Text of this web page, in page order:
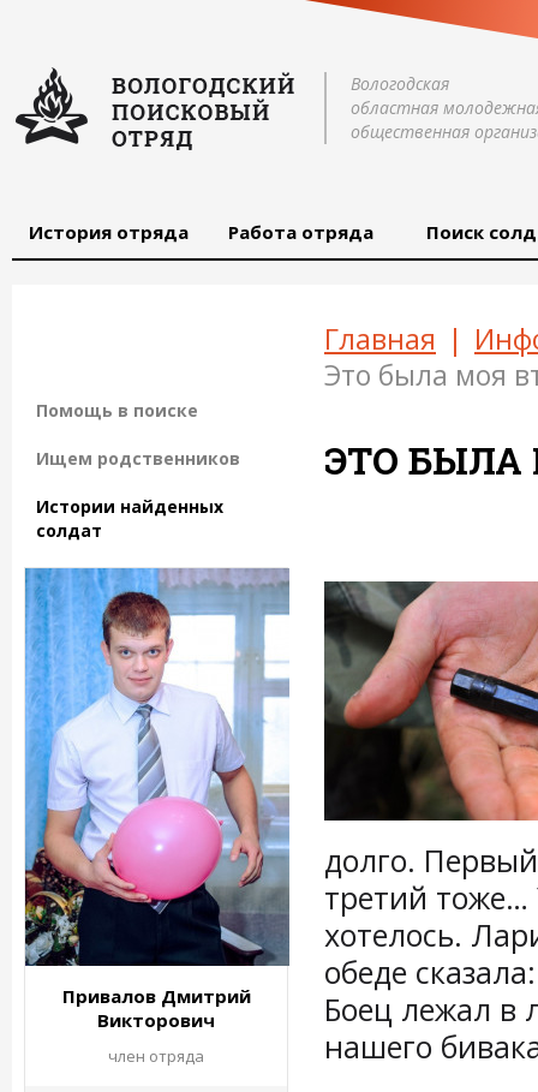
Вологодская
областная
общественная
История отряда Работа отряда Поиск
Главная |
Это была моя
ЭТО БЫЛА
долго.
третий тоже…
хотелось.
обеде
Боец лежал в
нашего
Помощь в поиске
Ищем родственников
Истории найденных
солдат
Привалов Дмитрий
Викторович
член отряда